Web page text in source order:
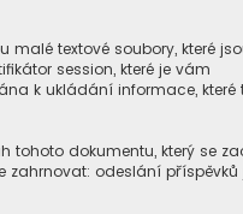
malé textové soubory, které
session, které je vám
k ukládání informace, které
tohoto dokumentu, který se
zahrnovat: odeslání příspěvků